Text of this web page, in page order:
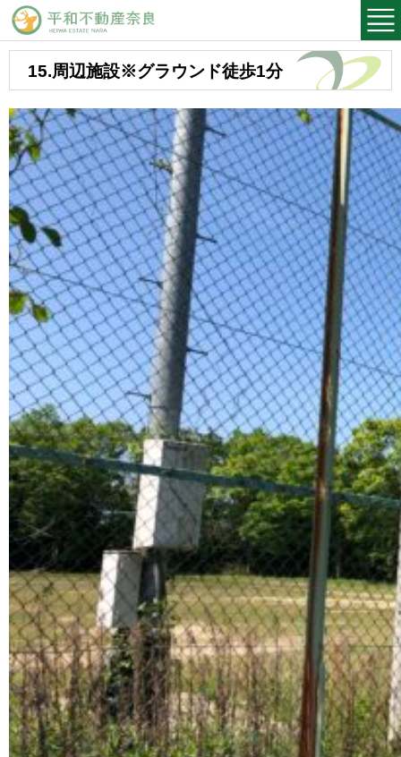
平和不動産奈良
15.周辺施設※グラウンド徒歩1分